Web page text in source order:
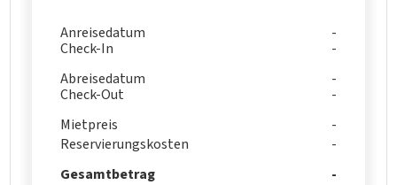
Anreisedatum
Check-In
Abreisedatum
Check-Out
Mietpreis
Reservierungskosten
Gesamtbetrag